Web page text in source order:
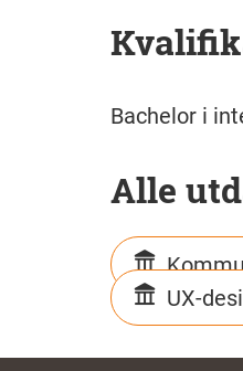
Bachelor i
Alle
UX-